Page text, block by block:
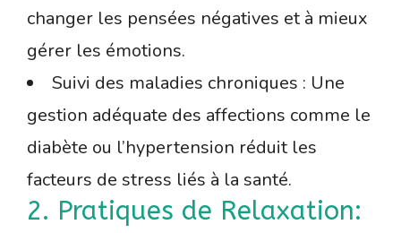
changer les pensées négatives et à mieux
gérer les émotions.
Suivi des maladies chroniques : Une
gestion adéquate des affections comme le
diabète ou l’hypertension réduit les
facteurs de stress liés à la santé.
2. Pratiques de Relaxation: